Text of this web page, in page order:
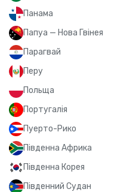
Панама
Папуа — Нова Гвінея
Парагвай
Перу
Польща
Португалія
Пуерто-Рико
Південна Африка
Південна Корея
Південний Судан